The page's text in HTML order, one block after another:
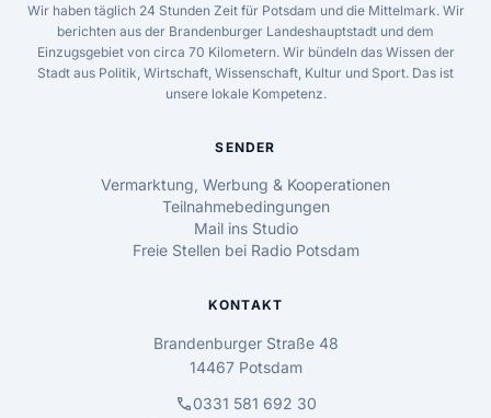
Wir haben täglich 24 Stunden Zeit für Potsdam und die Mittelmark. Wir
berichten aus der Brandenburger Landeshauptstadt und dem
Einzugsgebiet von circa 70 Kilometern. Wir bündeln das Wissen der
Stadt aus Politik, Wirtschaft, Wissenschaft, Kultur und Sport. Das ist
unsere lokale Kompetenz.
SENDER
Vermarktung, Werbung & Kooperationen
Teilnahmebedingungen
Mail ins Studio
Freie Stellen bei Radio Potsdam
KONTAKT
Brandenburger Straße 48
14467 Potsdam
call0331 581 692 30